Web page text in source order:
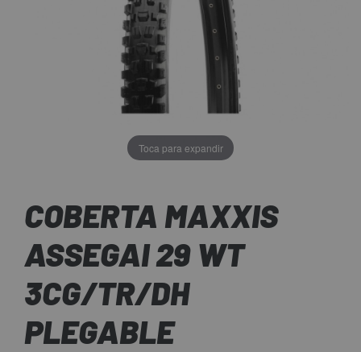
Toca para expandir
COBERTA MAXXIS
ASSEGAI 29 WT
3CG/TR/DH
PLEGABLE